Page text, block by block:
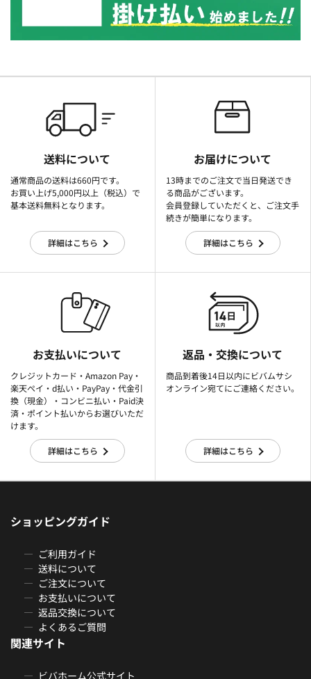
送料について
通常商品の送料は660円です。
お買い上げ5,000円以上（税込）で
基本送料無料となります。
詳細はこちら
お届けについて
13時までのご注文で当日発送でき
る商品がございます。
会員登録していただくと、ご注文手
続きが簡単になります。
詳細はこちら
お支払いについて
クレジットカード・Amazon Pay・
楽天ぺイ・d払い・PayPay・代金引
換（現金）・コンビニ払い・Paid決
済・ポイント払いからお選びいただ
けます。
詳細はこちら
返品・交換について
商品到着後14日以内にビバムサシ
オンライン宛てにご連絡ください。
詳細はこちら
ショッピングガイド
ご利用ガイド
送料について
ご注文について
お支払いについて
返品交換について
よくあるご質問
関連サイト
ビバホーム公式サイト